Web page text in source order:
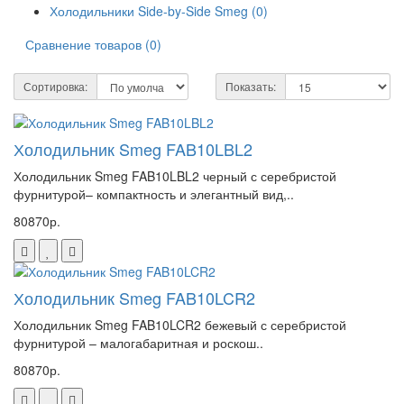
Холодильники Side-by-Side Smeg (0)
Сравнение товаров (0)
Сортировка: Показать:
Холодильник Smeg FAB10LBL2
Холодильник Smeg FAB10LBL2 черный с серебристой
фурнитурой– компактность и элегантный вид,..
80870р.
Холодильник Smeg FAB10LCR2
Холодильник Smeg FAB10LCR2 бежевый с серебристой
фурнитурой – малогабаритная и роскош..
80870р.